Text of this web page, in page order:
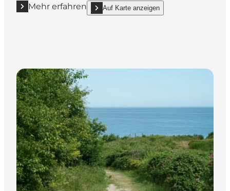
Mehr erfahren
Mehr erfahren "Grenaa Strand Camping"
Auf Karte anzeigen
show Grenaa Strand Camping on_map